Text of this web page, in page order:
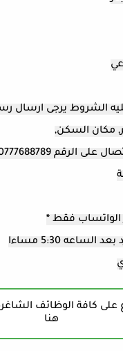
الشروط يرجى ارسال
مكان السكن,
الواتساب فقط*
الساعه 5:30 مساءا
على كافة الوظائف
هنا